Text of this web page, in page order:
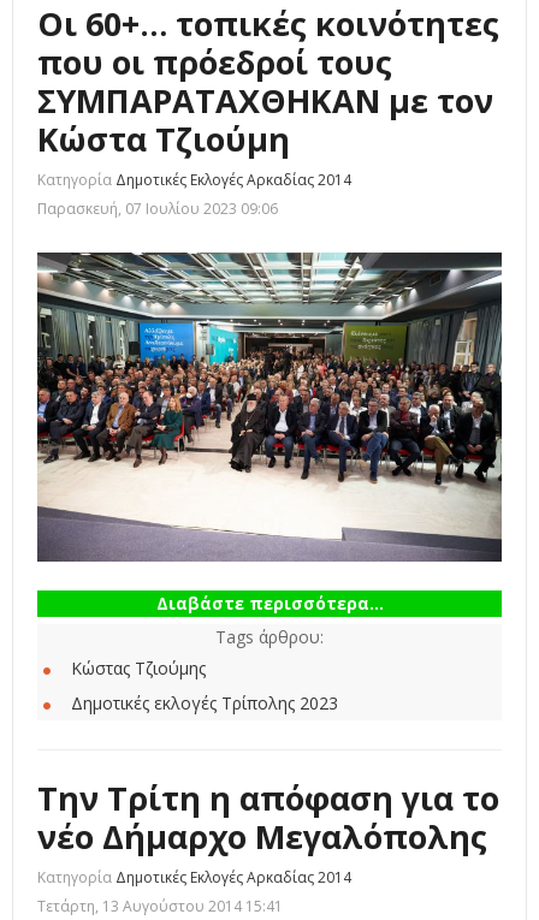
Οι 60+… τοπικές κοινότητες
που οι πρόεδροί τους
ΣΥΜΠΑΡΑΤΑΧΘΗΚΑΝ με τον
Κώστα Τζιούμη
Κατηγορία Δημοτικές Εκλογές Αρκαδίας 2014
Παρασκευή, 07 Ιουλίου 2023 09:06
Διαβάστε περισσότερα...
Tags άρθρου:
Κώστας Τζιούμης
Δημοτικές εκλογές Τρίπολης 2023
Την Τρίτη η απόφαση για το
νέο Δήμαρχο Μεγαλόπολης
Κατηγορία Δημοτικές Εκλογές Αρκαδίας 2014
Τετάρτη, 13 Αυγούστου 2014 15:41